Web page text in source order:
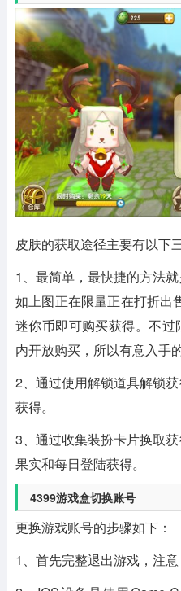
皮肤的获取途径主要有以下
1、最简单，最快捷的方法
如上图正在限量正在打折出
迷你币即可购买获得。不
内开放购买，所以有意入手
2、通过使用解锁道具解锁
获得。
3、通过收集装扮卡片换取
果实和每日登陆获得。
4399游戏盒切换账号
更换游戏账号的步骤如下：
1、首先完整退出游戏，注